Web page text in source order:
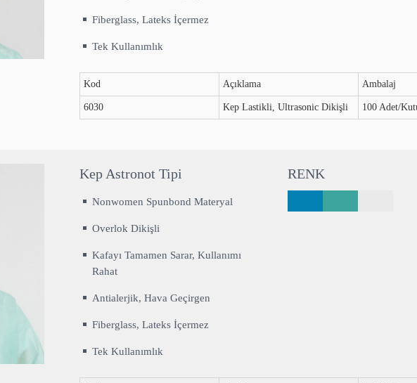
Fiberglass, Lateks İçermez
Tek Kullanımlık
Kod Açıklama Ambalaj
6030 Kep Lastikli, Ultrasonic Dikişli 100 Adet/
Kep Astronot Tipi
Nonwomen Spunbond Materyal
Overlok Dikişli
Kafayı Tamamen Sarar, Kullanımı
Rahat
Antialerjik, Hava Geçirgen
Fiberglass, Lateks İçermez
Tek Kullanımlık
RENK